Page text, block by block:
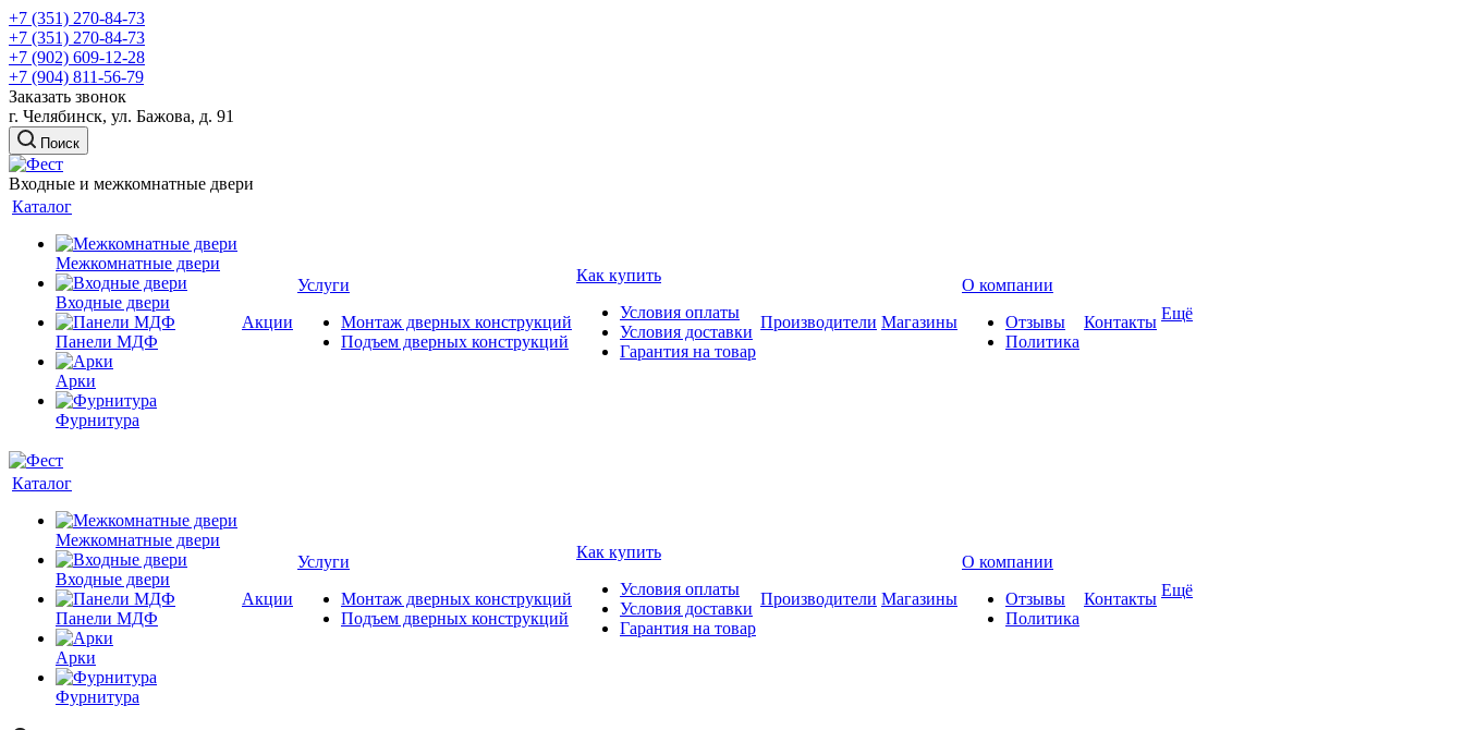
+7 (351) 270-84-73
+7 (351) 270-84-73
+7 (902) 609-12-28
+7 (904) 811-56-79
Заказать звонок
г. Челябинск, ул. Бажова, д. 91
Поиск
Входные и межкомнатные двери
Каталог
Межкомнатные двери
Входные двери
Панели МДФ
Арки
Фурнитура
Акции
Услуги
Монтаж дверных конструкций
Подъем дверных конструкций
Как купить
Условия оплаты
Условия доставки
Гарантия на товар
Производители Магазины
О компании
Отзывы
Политика
Контакты Ещё
Каталог
Межкомнатные двери
Входные двери
Панели МДФ
Арки
Фурнитура
Акции
Услуги
Монтаж дверных конструкций
Подъем дверных конструкций
Как купить
Условия оплаты
Условия доставки
Гарантия на товар
Производители Магазины
О компании
Отзывы
Политика
Контакты Ещё